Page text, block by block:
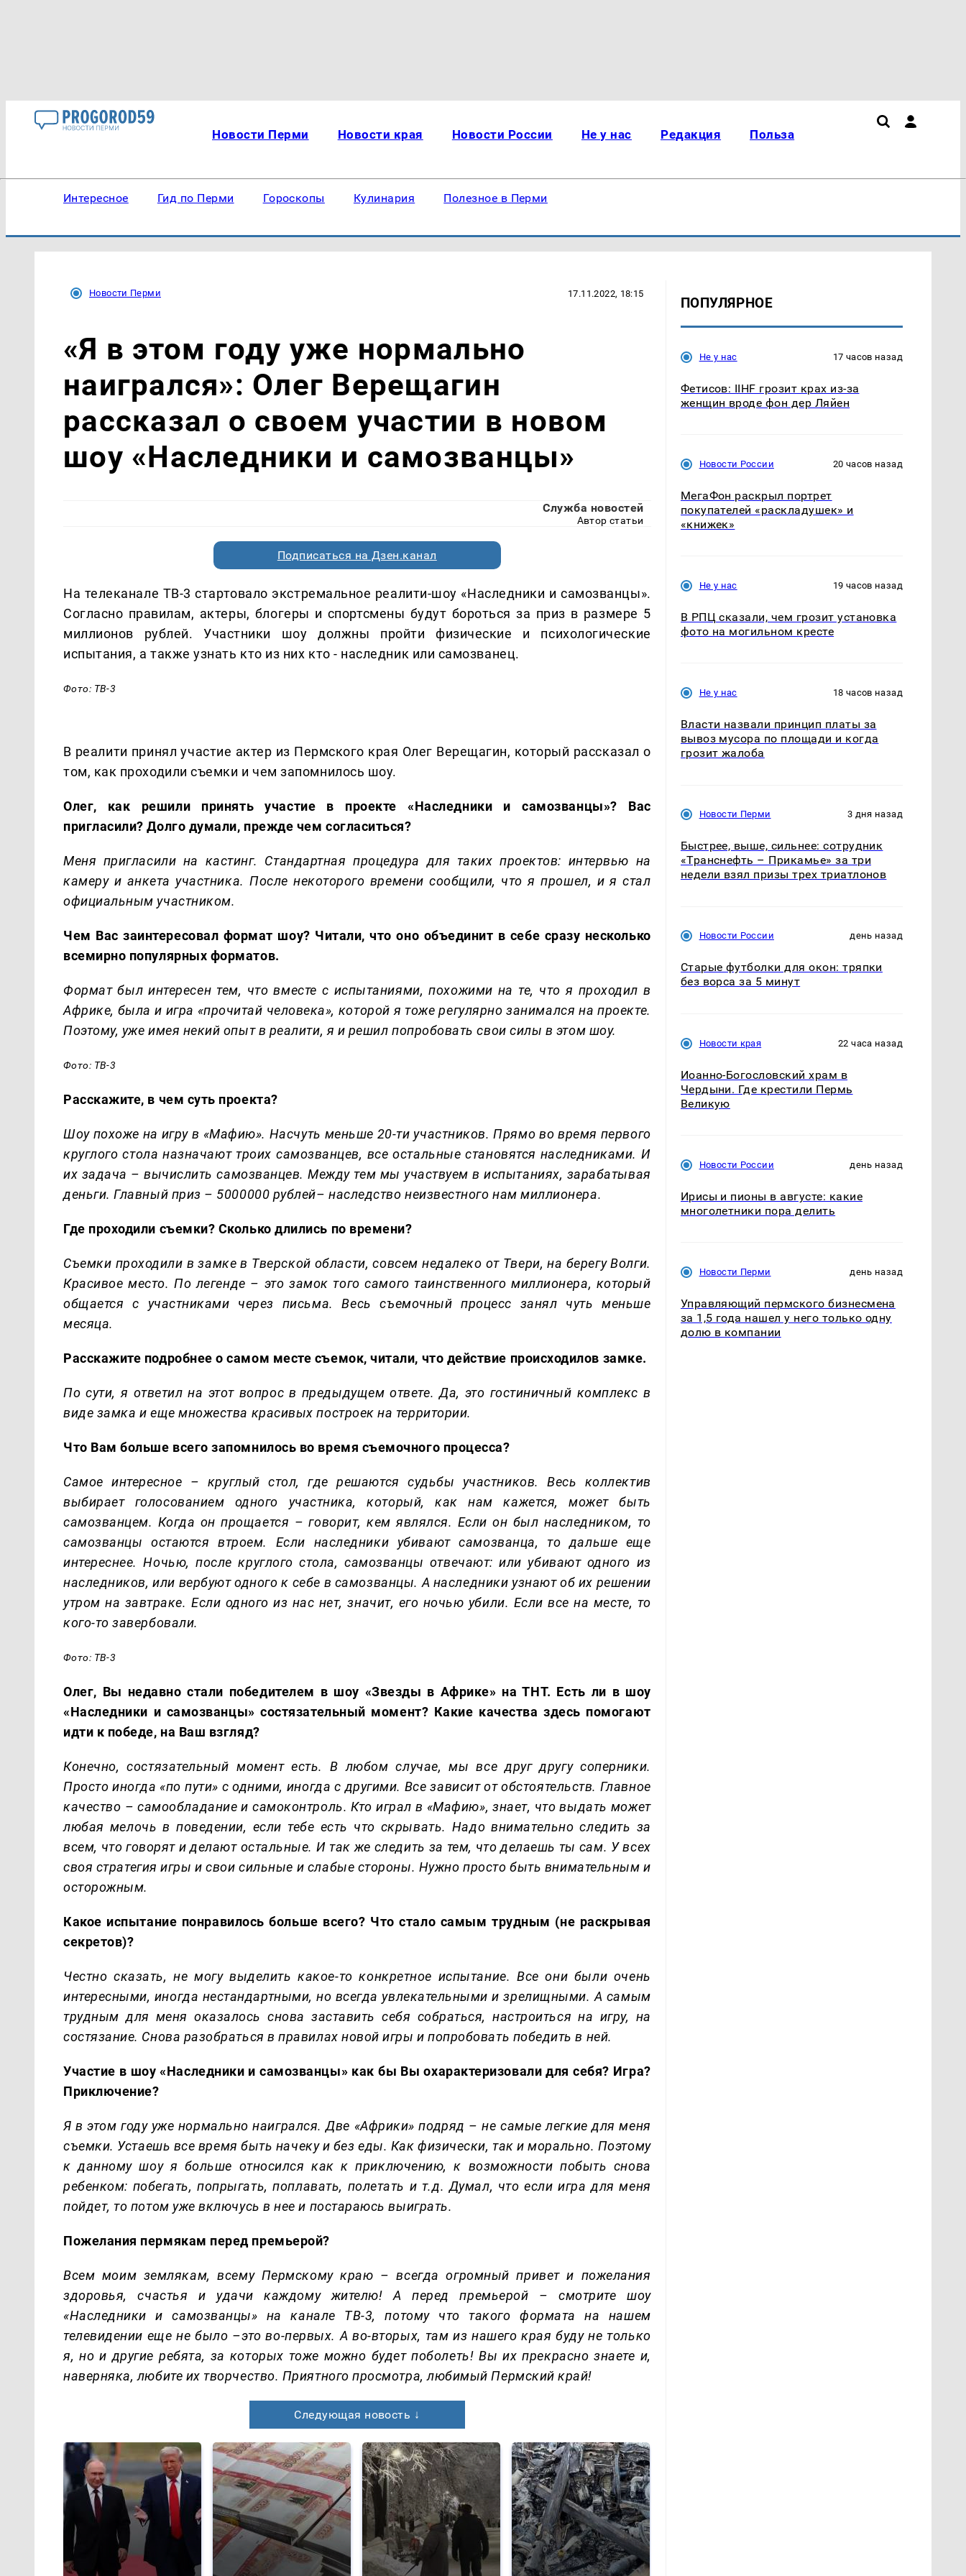
Новости Перми Новости края Новости России Не у нас Редакция Польза
Интересное Гид по Перми Гороскопы Кулинария Полезное в Перми
Новости Перми 17.11.2022, 18:15
«Я в этом году уже нормально
наигрался»: Олег Верещагин
рассказал о своем участии в новом
шоу «Наследники и самозванцы»
Служба новостей
Автор статьи
Подписаться на Дзен.канал
На телеканале ТВ-3 стартовало экстремальное реалити-шоу «Наследники и самозванцы».
Согласно правилам, актеры, блогеры и спортсмены будут бороться за приз в размере 5
миллионов рублей. Участники шоу должны пройти физические и психологические
испытания, а также узнать кто из них кто - наследник или самозванец.
Фото: ТВ-3
В реалити принял участие актер из Пермского края Олег Верещагин, который рассказал о
том, как проходили съемки и чем запомнилось шоу.
Олег, как решили принять участие в проекте «Наследники и самозванцы»? Вас
пригласили? Долго думали, прежде чем согласиться?
Меня пригласили на кастинг. Стандартная процедура для таких проектов: интервью на
камеру и анкета участника. После некоторого времени сообщили, что я прошел, и я стал
официальным участником.
Чем Вас заинтересовал формат шоу? Читали, что оно объединит в себе сразу несколько
всемирно популярных форматов.
Формат был интересен тем, что вместе с испытаниями, похожими на те, что я проходил в
Африке, была и игра «прочитай человека», которой я тоже регулярно занимался на проекте.
Поэтому, уже имея некий опыт в реалити, я и решил попробовать свои силы в этом шоу.
Фото: ТВ-3
Расскажите, в чем суть проекта?
Шоу похоже на игру в «Мафию». Насчуть меньше 20-ти участников. Прямо во время первого
круглого стола назначают троих самозванцев, все остальные становятся наследниками. И
их задача – вычислить самозванцев. Между тем мы участвуем в испытаниях, зарабатывая
деньги. Главный приз – 5000000 рублей– наследство неизвестного нам миллионера.
Где проходили съемки? Сколько длились по времени?
Съемки проходили в замке в Тверской области, совсем недалеко от Твери, на берегу Волги.
Красивое место. По легенде – это замок того самого таинственного миллионера, который
общается с участниками через письма. Весь съемочный процесс занял чуть меньше
месяца.
Расскажите подробнее о самом месте съемок, читали, что действие происходилов замке.
По сути, я ответил на этот вопрос в предыдущем ответе. Да, это гостиничный комплекс в
виде замка и еще множества красивых построек на территории.
Что Вам больше всего запомнилось во время съемочного процесса?
Самое интересное – круглый стол, где решаются судьбы участников. Весь коллектив
выбирает голосованием одного участника, который, как нам кажется, может быть
самозванцем. Когда он прощается – говорит, кем являлся. Если он был наследником, то
самозванцы остаются втроем. Если наследники убивают самозванца, то дальше еще
интереснее. Ночью, после круглого стола, самозванцы отвечают: или убивают одного из
наследников, или вербуют одного к себе в самозванцы. А наследники узнают об их решении
утром на завтраке. Если одного из нас нет, значит, его ночью убили. Если все на месте, то
кого-то завербовали.
Фото: ТВ-3
Олег, Вы недавно стали победителем в шоу «Звезды в Африке» на ТНТ. Есть ли в шоу
«Наследники и самозванцы» состязательный момент? Какие качества здесь помогают
идти к победе, на Ваш взгляд?
Конечно, состязательный момент есть. В любом случае, мы все друг другу соперники.
Просто иногда «по пути» с одними, иногда с другими. Все зависит от обстоятельств. Главное
качество – самообладание и самоконтроль. Кто играл в «Мафию», знает, что выдать может
любая мелочь в поведении, если тебе есть что скрывать. Надо внимательно следить за
всем, что говорят и делают остальные. И так же следить за тем, что делаешь ты сам. У всех
своя стратегия игры и свои сильные и слабые стороны. Нужно просто быть внимательным и
осторожным.
Какое испытание понравилось больше всего? Что стало самым трудным (не раскрывая
секретов)?
Честно сказать, не могу выделить какое-то конкретное испытание. Все они были очень
интересными, иногда нестандартными, но всегда увлекательными и зрелищными. А самым
трудным для меня оказалось снова заставить себя собраться, настроиться на игру, на
состязание. Снова разобраться в правилах новой игры и попробовать победить в ней.
Участие в шоу «Наследники и самозванцы» как бы Вы охарактеризовали для себя? Игра?
Приключение?
Я в этом году уже нормально наигрался. Две «Африки» подряд – не самые легкие для меня
съемки. Устаешь все время быть начеку и без еды. Как физически, так и морально. Поэтому
к данному шоу я больше относился как к приключению, к возможности побыть снова
ребенком: побегать, попрыгать, поплавать, полетать и т.д. Думал, что если игра для меня
пойдет, то потом уже включусь в нее и постараюсь выиграть.
Пожелания пермякам перед премьерой?
Всем моим землякам, всему Пермскому краю – всегда огромный привет и пожелания
здоровья, счастья и удачи каждому жителю! А перед премьерой – смотрите шоу
«Наследники и самозванцы» на канале ТВ-3, потому что такого формата на нашем
телевидении еще не было –это во-первых. А во-вторых, там из нашего края буду не только
я, но и другие ребята, за которых тоже можно будет поболеть! Вы их прекрасно знаете и,
наверняка, любите их творчество. Приятного просмотра, любимый Пермский край!
Следующая новость ↓
ПОПУЛЯРНОЕ
Не у нас 17 часов назад
Фетисов: IIHF грозит крах из-за
женщин вроде фон дер Ляйен
Новости России 20 часов назад
МегаФон раскрыл портрет
покупателей «раскладушек» и
«книжек»
Не у нас 19 часов назад
В РПЦ сказали, чем грозит установка
фото на могильном кресте
Не у нас 18 часов назад
Власти назвали принцип платы за
вывоз мусора по площади и когда
грозит жалоба
Новости Перми 3 дня назад
Быстрее, выше, сильнее: сотрудник
«Транснефть – Прикамье» за три
недели взял призы трех триатлонов
Новости России день назад
Старые футболки для окон: тряпки
без ворса за 5 минут
Новости края 22 часа назад
Иоанно-Богословский храм в
Чердыни. Где крестили Пермь
Великую
Новости России день назад
Ирисы и пионы в августе: какие
многолетники пора делить
Новости Перми день назад
Управляющий пермского бизнесмена
за 1,5 года нашел у него только одну
долю в компании